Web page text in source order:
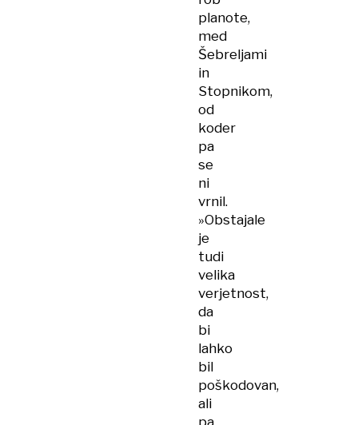
planote,
med
Šebreljami
in
Stopnikom,
od
koder
pa
se
ni
vrnil.
»Obstajale
je
tudi
velika
verjetnost,
da
bi
lahko
bil
poškodovan,
ali